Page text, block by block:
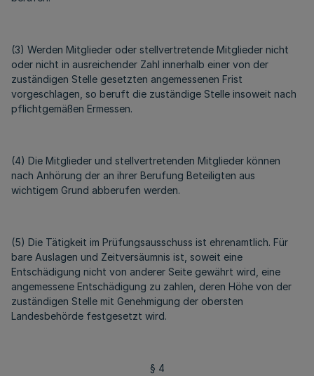
(3) Werden Mitglieder oder stellvertretende Mitglieder nicht
oder nicht in ausreichender Zahl innerhalb einer von der
zuständigen Stelle gesetzten angemessenen Frist
vorgeschlagen, so beruft die zuständige Stelle insoweit nach
pflichtgemäßen Ermessen.
(4) Die Mitglieder und stellvertretenden Mitglieder können
nach Anhörung der an ihrer Berufung Beteiligten aus
wichtigem Grund abberufen werden.
(5) Die Tätigkeit im Prüfungsausschuss ist ehrenamtlich. Für
bare Auslagen und Zeitversäumnis ist, soweit eine
Entschädigung nicht von anderer Seite gewährt wird, eine
angemessene Entschädigung zu zahlen, deren Höhe von der
zuständigen Stelle mit Genehmigung der obersten
Landesbehörde festgesetzt wird.
§ 4